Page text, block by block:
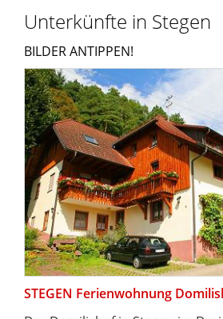
Unterkünfte in Stegen
BILDER ANTIPPEN!
STEGEN Ferienwohnung